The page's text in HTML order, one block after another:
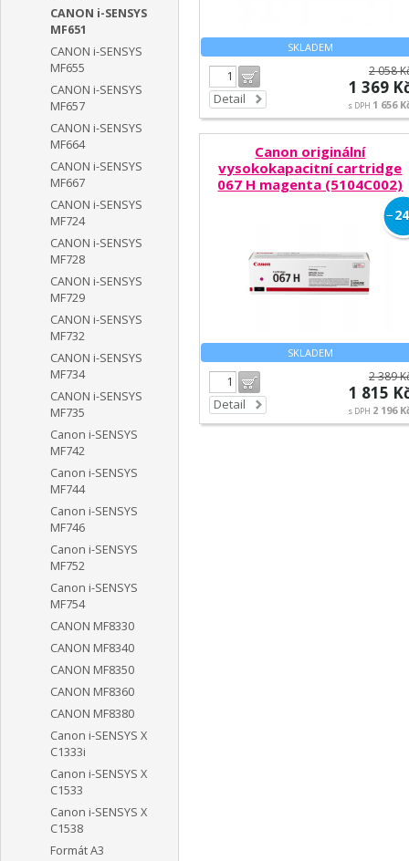
SKLADEM
Detail
2 058
1 369
s DPH 1 656
Canon originální
vysokokapacitní cartridge
067 H magenta (5104C002)
SKLADEM
−24
Detail
2 389
1 815
s DPH 2 196
CANON i-SENSYS
MF651
CANON i-SENSYS
MF655
CANON i-SENSYS
MF657
CANON i-SENSYS
MF664
CANON i-SENSYS
MF667
CANON i-SENSYS
MF724
CANON i-SENSYS
MF728
CANON i-SENSYS
MF729
CANON i-SENSYS
MF732
CANON i-SENSYS
MF734
CANON i-SENSYS
MF735
Canon i-SENSYS
MF742
Canon i-SENSYS
MF744
Canon i-SENSYS
MF746
Canon i-SENSYS
MF752
Canon i-SENSYS
MF754
CANON MF8330
CANON MF8340
CANON MF8350
CANON MF8360
CANON MF8380
Canon i-SENSYS X
C1333i
Canon i-SENSYS X
C1533
Canon i-SENSYS X
C1538
Formát A3